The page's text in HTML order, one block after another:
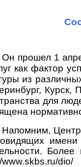
Он прошел 1
как фактор
из
Курск,
для
Напомним, Центр
www.skbs.ru/dio/